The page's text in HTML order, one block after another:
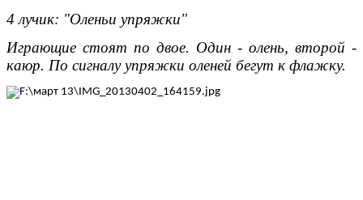
4 лучик: "Оленьи упряжки"
Играющие стоят по двое. Один - олень, второй -
каюр. По сигналу упряжки оленей бегут к флажку.